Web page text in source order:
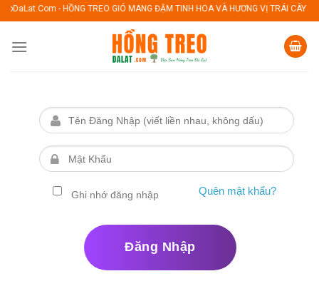
Skip
to
content
- HỒNG TREO GIÓ MANG ĐẬM TINH HOA VÀ HƯƠNG VỊ TRÁI CÂY ĐẶC
Ghi nhớ đăng nhập Quên mật khẩu?